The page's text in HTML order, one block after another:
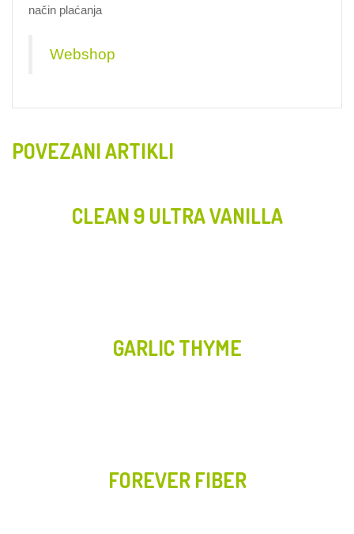
način plaćanja
Webshop
POVEZANI ARTIKLI
CLEAN 9 ULTRA VANILLA
GARLIC THYME
FOREVER FIBER